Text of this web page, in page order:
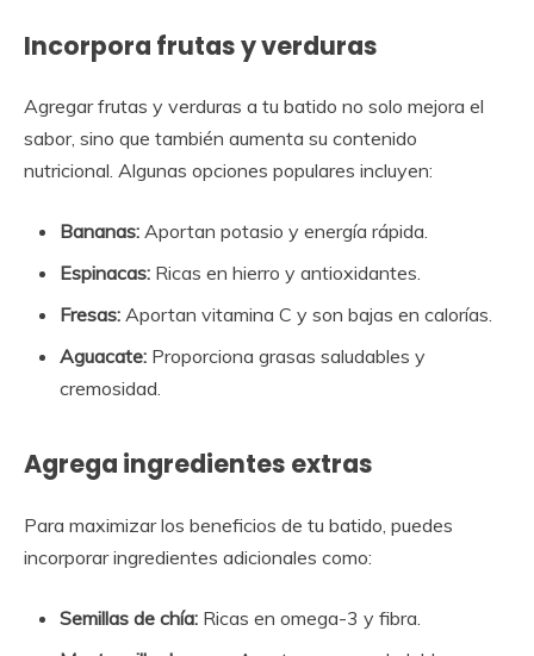
Incorpora frutas y verduras
Agregar frutas y verduras a tu batido no solo mejora el
sabor, sino que también aumenta su contenido
nutricional. Algunas opciones populares incluyen:
Bananas: Aportan potasio y energía rápida.
Espinacas: Ricas en hierro y antioxidantes.
Fresas: Aportan vitamina C y son bajas en calorías.
Aguacate: Proporciona grasas saludables y
cremosidad.
Agrega ingredientes extras
Para maximizar los beneficios de tu batido, puedes
incorporar ingredientes adicionales como:
Semillas de chía: Ricas en omega-3 y fibra.